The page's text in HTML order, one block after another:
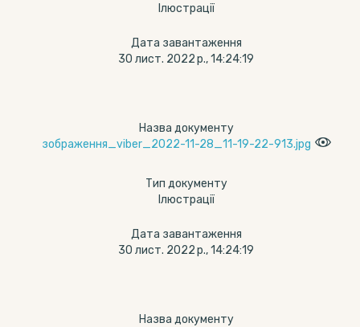
Ілюстрації
Дата завантаження
30 лист. 2022 р., 14:24:19
Назва документу
зображення_viber_2022-11-28_11-19-22-913.jpg
Тип документу
Ілюстрації
Дата завантаження
30 лист. 2022 р., 14:24:19
Назва документу